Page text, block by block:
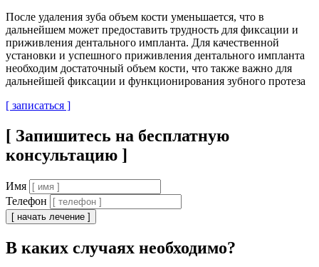
После удаления зуба объем кости уменьшается, что в
дальнейшем может предоставить трудность для фиксации и
приживления дентального импланта. Для качественной
установки и успешного приживления дентального импланта
необходим достаточный объем кости, что также важно для
дальнейшей фиксации и функционирования зубного протеза
[ записаться ]
[ Запишитесь на бесплатную
консультацию ]
Имя
Телефон
[ начать лечение ]
В каких случаях необходимо?